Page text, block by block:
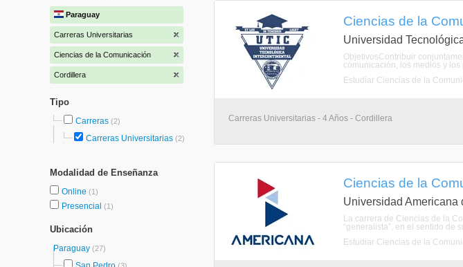
Paraguay
Carreras Universitarias
Ciencias de la Comunicación
Cordillera
Tipo
Carreras (2)
Carreras Universitarias (2)
Modalidad de Enseñanza
Online (1)
Presencial (1)
Ubicación
Paraguay (27)
Ciencias de la
Universidad
ObjetivosContribuir
comunicación, los medios y
Estudiar Ciencias de la
Carreras Universitarias - 4 Años - Cordillera
Ciencias de la
Universidad Americana
La carrera de Ciencias de la
“generalista”, en el sentido de
Estudiar Ciencias de la